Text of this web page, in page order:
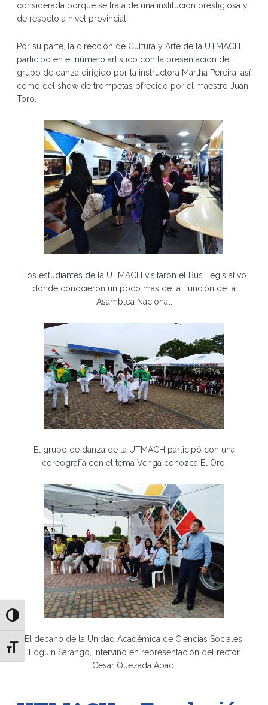
Alternar alto contraste
Alternar tamaño de letra
considerada porque se trata de una institución prestigiosa y
de respeto a nivel provincial.
Por su parte, la dirección de Cultura y Arte de la UTMACH
participó en el número artístico con la presentación del
grupo de danza dirigido por la instructora Martha Pereira, así
como del show de trompetas ofrecido por el maestro Juan
Toro.
Los estudiantes de la UTMACH visitaron el Bus Legislativo
donde conocieron un poco más de la Función de la
Asamblea Nacional.
El grupo de danza de la UTMACH participó con una
coreografía con el tema Venga conozca El Oro.
El decano de la Unidad Académica de Ciencias Sociales,
Edguin Sarango, intervino en representación del rector
César Quezada Abad.